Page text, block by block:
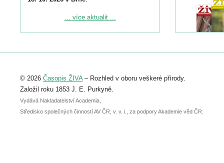
Podrobnější informace ke konferenci
Registrovat se můžete do 6. září.
abstraktu přihlášené přednášky nebo
posteru je už 30. června.
... více aktualit ...
© 2026 Časopis ŽIVA– Rozhled v oboru veškeré přírody.
Založil roku 1853 J. E. Purkyně.
Vydává Nakladatelství Academia,
Středisko společných činností AV ČR, v. v. i., za podpory Akademie věd ČR.